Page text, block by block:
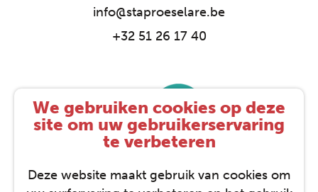
We gebruiken cookies op deze
site om uw gebruikerservaring
te verbeteren
Deze website maakt gebruik van cookies om
info@staproeselare.be
+32 51 26 17 40